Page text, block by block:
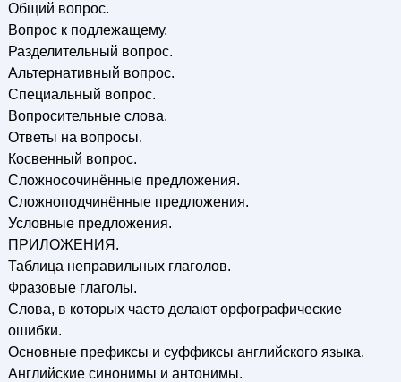
Общий вопрос.
Вопрос к подлежащему.
Разделительный вопрос.
Альтернативный вопрос.
Специальный вопрос.
Вопросительные слова.
Ответы на вопросы.
Косвенный вопрос.
Сложносочинённые предложения.
Сложноподчинённые предложения.
Условные предложения.
ПРИЛОЖЕНИЯ.
Таблица неправильных глаголов.
Фразовые глаголы.
Слова, в которых часто делают орфографические
ошибки.
Основные префиксы и суффиксы английского языка.
Английские синонимы и антонимы.